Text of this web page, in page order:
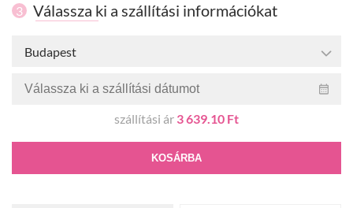
3 Válassza ki a szállítási információkat
Budapest
szállítási ár 3 639.10 Ft
KOSÁRBA